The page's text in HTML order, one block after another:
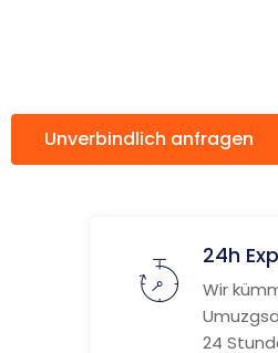
Unverbindlich anfragen
24h
Wir
24